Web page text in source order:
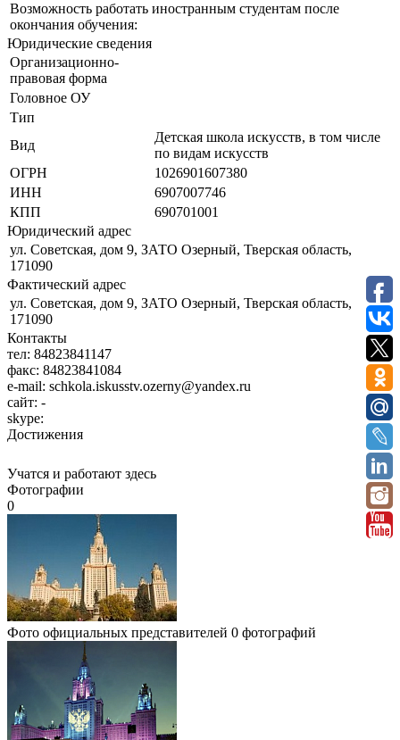
Возможность работать иностранным студентам после
окончания обучения:
Юридические сведения
Организационно-
правовая форма
Головное ОУ
Тип
Вид
Детская школа искусств, в том числе
по видам искусств
ОГРН
1026901607380
ИНН
6907007746
КПП
690701001
Юридический адрес
ул. Советская, дом 9, ЗАТО Озерный, Тверская область,
171090
Фактический адрес
ул. Советская, дом 9, ЗАТО Озерный, Тверская область,
171090
Контакты
тел: 84823841147
факс: 84823841084
e-mail: schkola.iskusstv.ozerny@yandex.ru
сайт: -
skype:
Достижения
Учатся и работают здесь
Фотографии
0
Фото официальных представителей 0 фотографий